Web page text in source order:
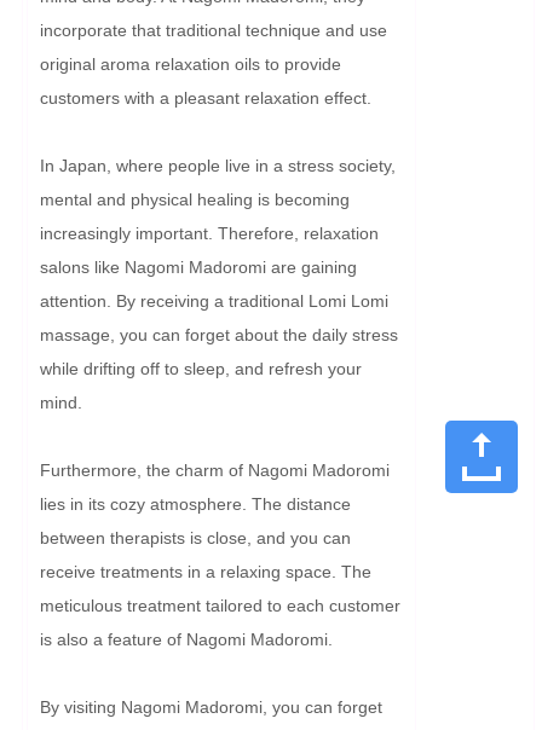
incorporate that traditional technique and use
original aroma relaxation oils to provide
customers with a pleasant relaxation effect.
In Japan, where people live in a stress society,
mental and physical healing is becoming
increasingly important. Therefore, relaxation
salons like Nagomi Madoromi are gaining
attention. By receiving a traditional Lomi Lomi
massage, you can forget about the daily stress
while drifting off to sleep, and refresh your
mind.
Furthermore, the charm of Nagomi Madoromi
lies in its cozy atmosphere. The distance
between therapists is close, and you can
receive treatments in a relaxing space. The
meticulous treatment tailored to each customer
is also a feature of Nagomi Madoromi.
By visiting Nagomi Madoromi, you can forget